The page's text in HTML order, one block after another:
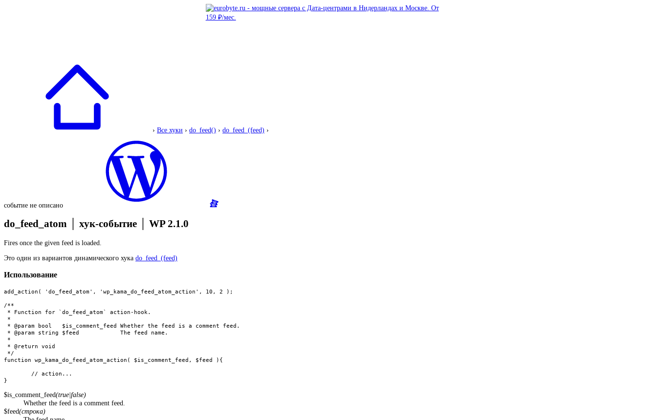
› Все хуки › do_feed() › do_feed_(feed) ›
событие не описано
do_feed_atom хук-событие WP 2.1.0
Fires once the given feed is loaded.
Это один из вариантов динамического хука do_feed_(feed)
Использование
add_action( 'do_feed_atom', 'wp_kama_do_feed_atom_action', 10, 2 );
/**
* Function for `do_feed_atom` action-hook.
*
* @param bool   $is_comment_feed Whether the feed is a comment feed.
* @param string $feed            The feed name.
*
* @return void
*/
function wp_kama_do_feed_atom_action( $is_comment_feed, $feed ){
}
$is_comment_feed(true|false)
Whether the feed is a comment feed.
$feed(строка)